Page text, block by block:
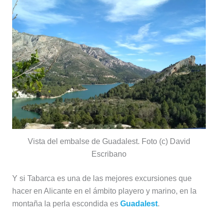
Vista del embalse de Guadalest. Foto (c) David
Escribano
Y si Tabarca es una de las mejores excursiones que
hacer en Alicante en el ámbito playero y marino, en la
montaña la perla escondida es Guadalest.